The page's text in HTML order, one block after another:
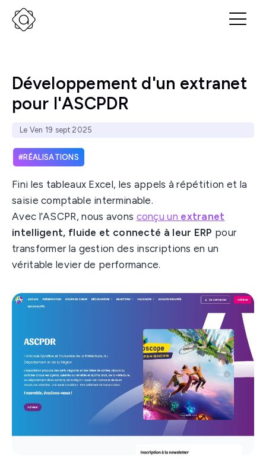
Développement d'un extranet
pour l'ASCPDR
Le Ven 19 sept 2025
RÉALISATIONS
Fini les tableaux Excel, les appels à répétition et la
saisie comptable interminable.
Avec l’ASCPR, nous avons conçu un extranet
intelligent, fluide et connecté à leur ERP pour
transformer la gestion des inscriptions en un
véritable levier de performance.